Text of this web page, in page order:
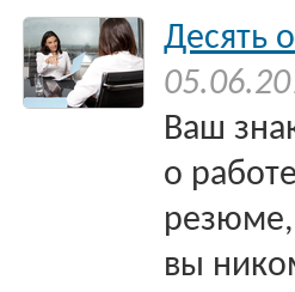
Десять
Ваш
о
вы